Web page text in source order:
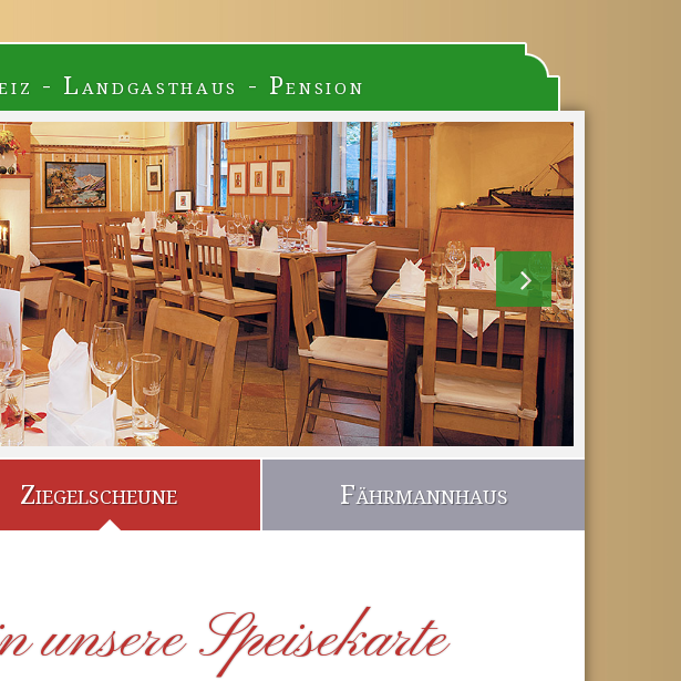
- Landgasthaus - Pension
Ziegelscheune Fährmannhaus
Speisekarte